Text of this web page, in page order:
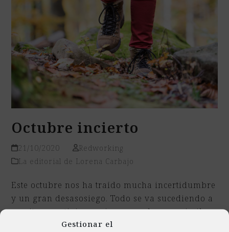
Gestionar el
Octubre incierto
21/10/2020
Redworking
La editorial de Lorena Carbajo
Este octubre nos ha traído mucha incertidumbre
y un gran desasosiego. Todo se va sucediendo a
un ritmo vertiginoso sin que podamos asimilar
lo que estamos viviendo. Es bueno parar,